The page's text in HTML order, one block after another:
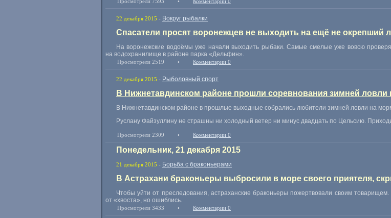
22 декабря 2015 - Вокруг рыбалки
Спасатели просят воронежцев не выходить на ещё не окрепший
На воронежские водоёмы уже начали выходить рыбаки. Самые смелые уже вовсю
на водохранилище в районе парка «Дельфин».
Просмотрели 2519 • Комментарии 0
22 декабря 2015 - Рыболовный спорт
В Нижнетавдинском районе прошли соревнования зимней
В Нижнетавдинском районе в прошлые выходные собрались любители зимней ловли на
Руслану Файзуллину не страшны ни холодный ветер ни минус двадцать по Цельсию.
Просмотрели 2309 • Комментарии 0
Понедельник, 21 декабря 2015
21 декабря 2015 - Борьба с браконьерами
В Астрахани браконьеры выбросили в море своего приятеля,
Чтобы уйти от преследования, астраханские браконьеры пожертвовали своим
от «хвоста», но ошиблись.
Просмотрели 3433 • Комментарии 0